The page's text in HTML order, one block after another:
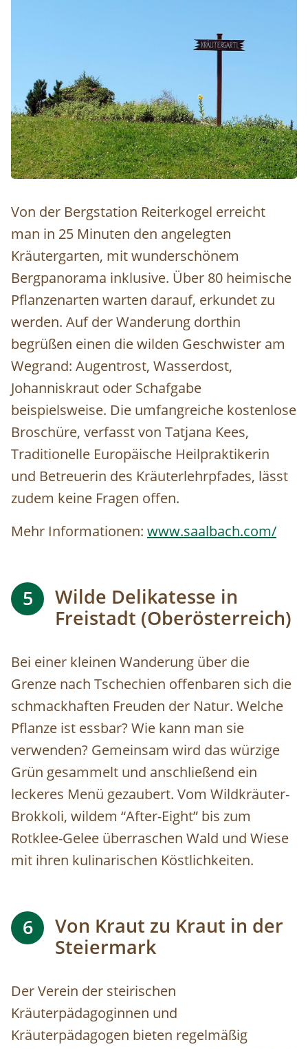
Von der Bergstation Reiterkogel erreicht
man in 25 Minuten den angelegten
Kräutergarten, mit wunderschönem
Bergpanorama inklusive. Über 80 heimische
Pflanzenarten warten darauf, erkundet zu
werden. Auf der Wanderung dorthin
begrüßen einen die wilden Geschwister am
Wegrand: Augentrost, Wasserdost,
Johanniskraut oder Schafgabe
beispielsweise. Die umfangreiche kostenlose
Broschüre, verfasst von Tatjana Kees,
Traditionelle Europäische Heilpraktikerin
und Betreuerin des Kräuterlehrpfades, lässt
zudem keine Fragen offen.
Mehr Informationen: www.saalbach.com/
5
Wilde Delikatesse in
Freistadt (Oberösterreich)
Bei einer kleinen Wanderung über die
Grenze nach Tschechien offenbaren sich die
schmackhaften Freuden der Natur. Welche
Pflanze ist essbar? Wie kann man sie
verwenden? Gemeinsam wird das würzige
Grün gesammelt und anschließend ein
leckeres Menü gezaubert. Vom Wildkräuter-
Brokkoli, wildem “After-Eight” bis zum
Rotklee-Gelee überraschen Wald und Wiese
mit ihren kulinarischen Köstlichkeiten.
6
Von Kraut zu Kraut in der
Steiermark
Der Verein der steirischen
Kräuterpädagoginnen und
Kräuterpädagogen bieten regelmäßig